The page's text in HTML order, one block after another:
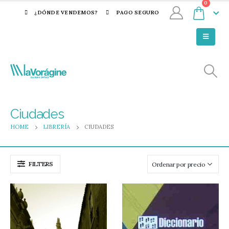
¿DÓNDE VENDEMOS? PAGO SEGURO
0
Ciudades
HOME LIBRERÍA CIUDADES
FILTERS